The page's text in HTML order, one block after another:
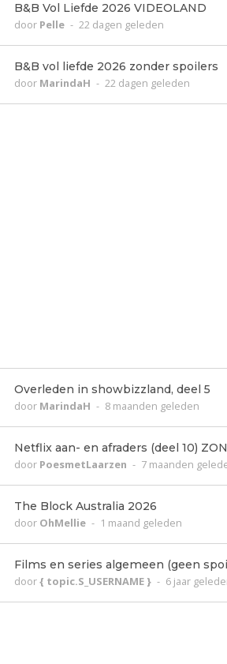
B&B Vol Liefde 2026 VIDEOLAND
door Pelle - 22 dagen geleden
B&B vol liefde 2026 zonder spoilers
door MarindaH - 22 dagen geleden
Overleden in showbizzland, deel 5
door MarindaH - 8 maanden geleden
Netflix aan- en afraders (deel 10)
door PoesmetLaarzen - 7 maanden
The Block Australia 2026
door OhMellie - 1 maand geleden
Films en series algemeen (geen
door{ topic.S_USERNAME } - 6 jaar